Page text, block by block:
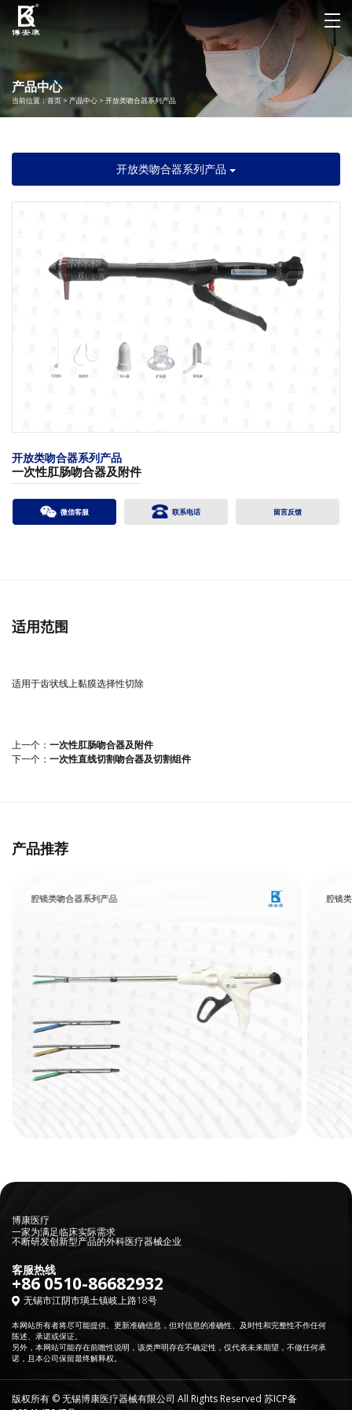
产品中心
当前位置： 首页 > 产品中心 > 开放类吻合器系列产品
开放类吻合器系列产品
开放类吻合器系列产品
一次性肛肠吻合器及附件
微信客服 联系电话 留言反馈
适用范围
适用于齿状线上黏膜选择性切除
上一个： 一次性肛肠吻合器及附件
下一个： 一次性直线切割吻合器及切割组件
产品推荐
腔镜类吻合器系列产品 腔镜
博康医疗
一家为满足临床实际需求
不断研发创新型产品的外科医疗器械企业
客服热线
+86 0510-86682932
无锡市江阴市璜土镇岐上路18号
本网站所有者将尽可能提供、更新准确信息，但对信息的准确性、及时性和完整性不作任何
陈述、承诺或保证。
另外，本网站可能存在前瞻性说明，该类声明存在不确定性，仅代表未来期望，不做任何承
诺，且本公司保留最终解释权。
版权所有 © 无锡博康医疗器械有限公司 All Rights Reserved 苏ICP备